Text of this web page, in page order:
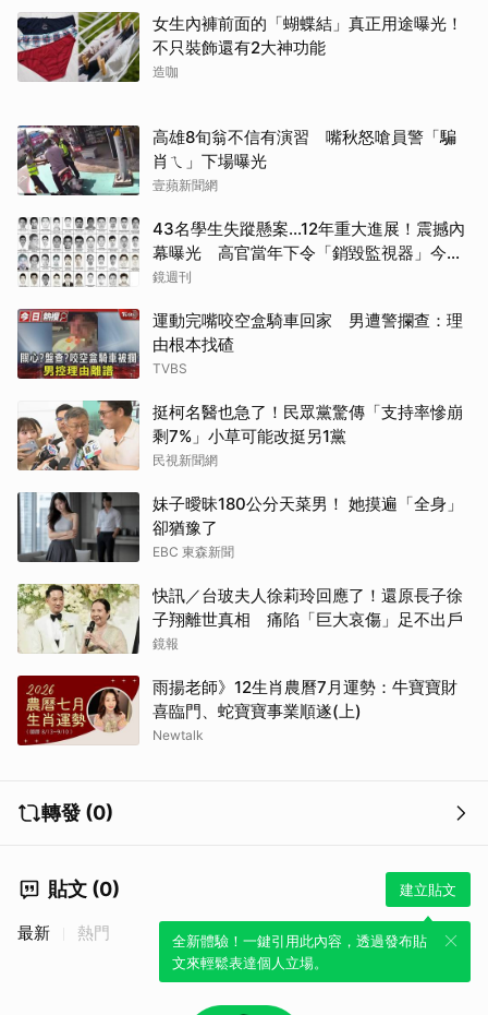
女生內褲前面的「蝴蝶結」真正用途曝光！
不只裝飾還有2大神功能
造咖
高雄8旬翁不信有演習 嘴秋怒嗆員警「騙
肖ㄟ」下場曝光
壹蘋新聞網
43名學生失蹤懸案...12年重大進展！震撼內
幕曝光 高官當年下令「銷毀監視器」今遭
逮
鏡週刊
運動完嘴咬空盒騎車回家 男遭警攔查：理
由根本找碴
TVBS
挺柯名醫也急了！民眾黨驚傳「支持率慘崩
剩7%」小草可能改挺另1黨
民視新聞網
妹子曖昧180公分天菜男！ 她摸遍「全身」
卻猶豫了
EBC 東森新聞
快訊／台玻夫人徐莉玲回應了！還原長子徐
子翔離世真相 痛陷「巨大哀傷」足不出戶
鏡報
雨揚老師》12生肖農曆7月運勢：牛寶寶財
喜臨門、蛇寶寶事業順遂(上)
Newtalk
轉發 (0)
貼文 (0) 建立貼文
全新體驗！一鍵引用此內容，透過發布貼
文來輕鬆表達個人立場。
最新 熱門
取消